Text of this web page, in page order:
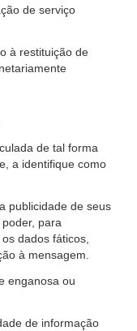
de serviço
à restituição de
de tal forma
a identifique como
publicidade de seus
para
dados fáticos,
à mensagem.
enganosa ou
de informação